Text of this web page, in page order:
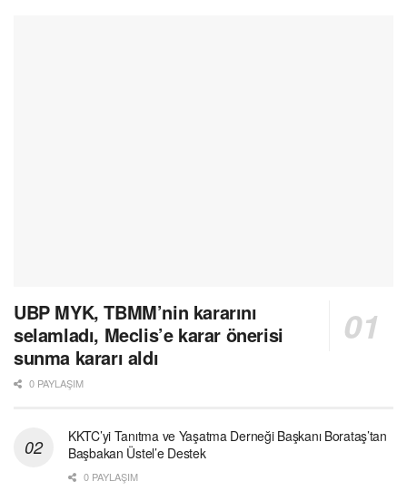
UBP MYK, TBMM’nin kararını
selamladı, Meclis’e karar önerisi
sunma kararı aldı
0 PAYLAŞIM
KKTC’yi Tanıtma ve Yaşatma Derneği Başkanı Borataş’tan
Başbakan Üstel’e Destek
0 PAYLAŞIM